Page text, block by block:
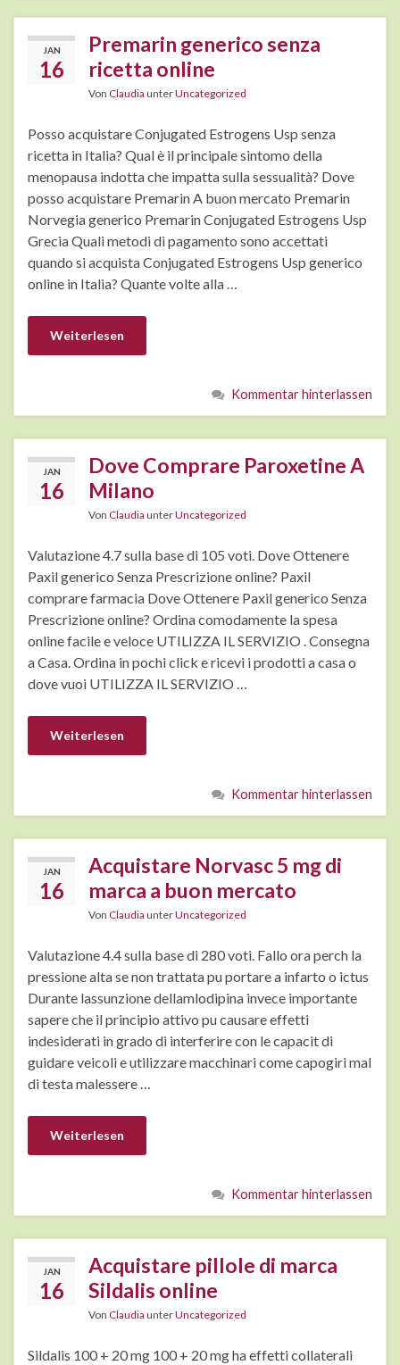
JAN
16
Premarin generico senza
ricetta online
Von Claudia unterUncategorized
Posso acquistare Conjugated Estrogens Usp senza
ricetta in Italia? Qual è il principale sintomo della
menopausa indotta che impatta sulla sessualità? Dove
posso acquistare Premarin A buon mercato Premarin
Norvegia generico Premarin Conjugated Estrogens Usp
Grecia Quali metodi di pagamento sono accettati
quando si acquista Conjugated Estrogens Usp generico
online in Italia? Quante volte alla …
Weiterlesen
Kommentar hinterlassen
JAN
16
Dove Comprare Paroxetine A
Milano
Von Claudia unterUncategorized
Valutazione 4.7 sulla base di 105 voti. Dove Ottenere
Paxil generico Senza Prescrizione online? Paxil
comprare farmacia Dove Ottenere Paxil generico Senza
Prescrizione online? Ordina comodamente la spesa
online facile e veloce UTILIZZA IL SERVIZIO . Consegna
a Casa. Ordina in pochi click e ricevi i prodotti a casa o
dove vuoi UTILIZZA IL SERVIZIO …
Weiterlesen
Kommentar hinterlassen
JAN
16
Acquistare Norvasc 5 mg di
marca a buon mercato
Von Claudia unterUncategorized
Valutazione 4.4 sulla base di 280 voti. Fallo ora perch la
pressione alta se non trattata pu portare a infarto o ictus
Durante lassunzione dellamlodipina invece importante
sapere che il principio attivo pu causare effetti
indesiderati in grado di interferire con le capacit di
guidare veicoli e utilizzare macchinari come capogiri mal
di testa malessere …
Weiterlesen
Kommentar hinterlassen
JAN
16
Acquistare pillole di marca
Sildalis online
Von Claudia unterUncategorized
Sildalis 100 + 20 mg 100 + 20 mg ha effetti collaterali